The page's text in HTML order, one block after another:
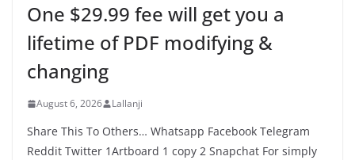
One $29.99 fee will get you a
lifetime of PDF modifying &
changing
August 6, 2026 Lallanji
Share This To Others… Whatsapp Facebook Telegram
Reddit Twitter 1Artboard 1 copy 2 Snapchat For simply